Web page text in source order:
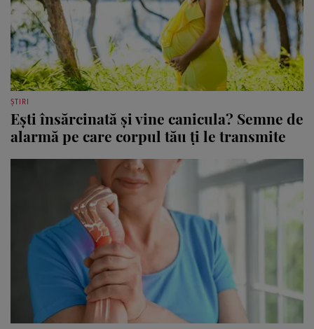
Ești însărcinată și vine canicula? Semne de
alarmă pe care corpul tău ți le transmite